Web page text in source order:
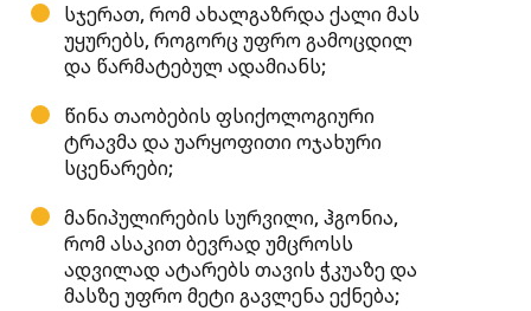
სჯერათ, რომ ახალგაზრდა ქალი მას
უყურებს, როგორც უფრო გამოცდილ
და წარმატებულ ადამიანს;
წინა თაობების ფსიქოლოგიური
ტრავმა და უარყოფითი ოჯახური
სცენარები;
მანიპულირების სურვილი, ჰგონია,
რომ ასაკით ბევრად უმცროსს
ადვილად ატარებს თავის ჭკუაზე და
მასზე უფრო მეტი გავლენა ექნება;